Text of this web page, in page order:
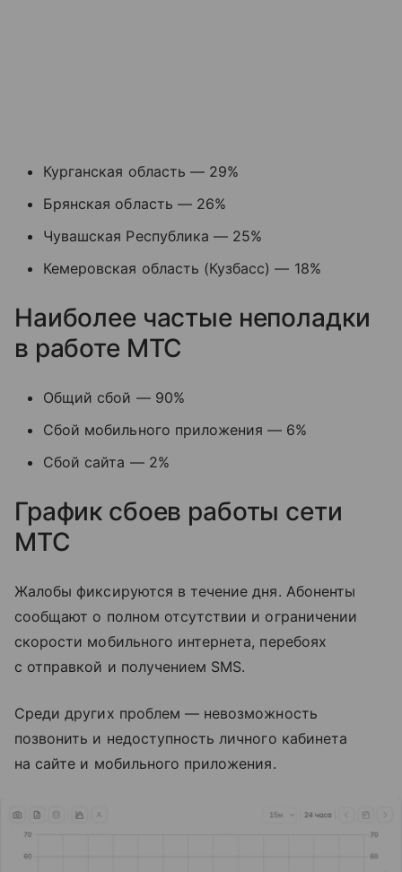
Курганская область — 29%
Брянская область — 26%
Чувашская Республика — 25%
Кемеровская область (Кузбасс) — 18%
Наиболее частые неполадки
в работе МТС
Общий сбой — 90%
Сбой мобильного приложения — 6%
Сбой сайта — 2%
График сбоев работы сети
МТС
Жалобы фиксируются в течение дня. Абоненты
сообщают о полном отсутствии и ограничении
скорости мобильного интернета, перебоях
с отправкой и получением SMS.
Среди других проблем — невозможность
позвонить и недоступность личного кабинета
на сайте и мобильного приложения.